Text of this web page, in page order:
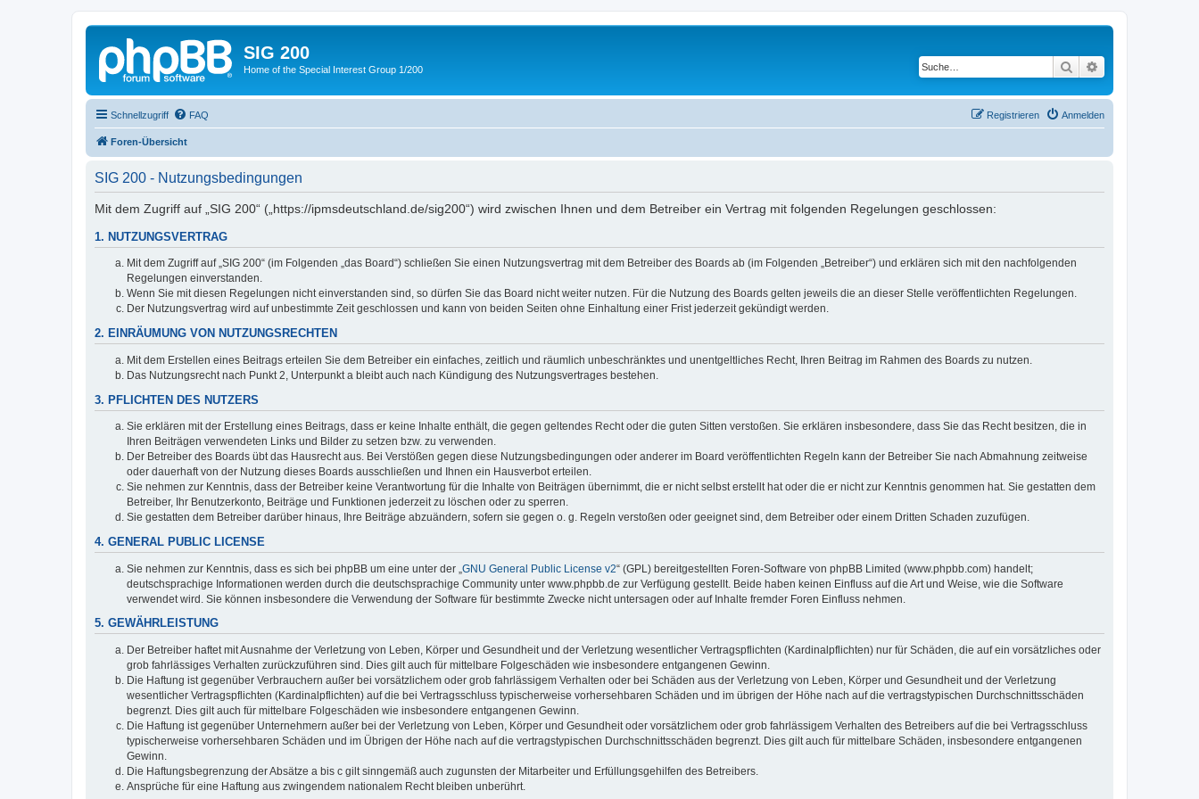
SIG 200
Home of the Special Interest Group 1/200 Suche
Schnellzugriff FAQ Anmelden
Registrieren
Foren-Übersicht
SIG 200 - Nutzungsbedingungen
Mit dem Zugriff auf „SIG 200“ („https://ipmsdeutschland.de/sig200“) wird zwischen Ihnen und dem Betreiber ein Vertrag mit folgenden Regelungen geschlossen:
1. NUTZUNGSVERTRAG
Mit dem Zugriff auf „SIG 200“ (im Folgenden „das Board“) schließen Sie einen Nutzungsvertrag mit dem Betreiber des Boards ab (im Folgenden „Betreiber“) und erklären sich mit den nachfolgenden
Regelungen einverstanden.
Wenn Sie mit diesen Regelungen nicht einverstanden sind, so dürfen Sie das Board nicht weiter nutzen. Für die Nutzung des Boards gelten jeweils die an dieser Stelle veröffentlichten Regelungen.
Der Nutzungsvertrag wird auf unbestimmte Zeit geschlossen und kann von beiden Seiten ohne Einhaltung einer Frist jederzeit gekündigt werden.
2. EINRÄUMUNG VON NUTZUNGSRECHTEN
Mit dem Erstellen eines Beitrags erteilen Sie dem Betreiber ein einfaches, zeitlich und räumlich unbeschränktes und unentgeltliches Recht, Ihren Beitrag im Rahmen des Boards zu nutzen.
Das Nutzungsrecht nach Punkt 2, Unterpunkt a bleibt auch nach Kündigung des Nutzungsvertrages bestehen.
3. PFLICHTEN DES NUTZERS
Sie erklären mit der Erstellung eines Beitrags, dass er keine Inhalte enthält, die gegen geltendes Recht oder die guten Sitten verstoßen. Sie erklären insbesondere, dass Sie das Recht besitzen, die in
Ihren Beiträgen verwendeten Links und Bilder zu setzen bzw. zu verwenden.
Der Betreiber des Boards übt das Hausrecht aus. Bei Verstößen gegen diese Nutzungsbedingungen oder anderer im Board veröffentlichten Regeln kann der Betreiber Sie nach Abmahnung zeitweise
oder dauerhaft von der Nutzung dieses Boards ausschließen und Ihnen ein Hausverbot erteilen.
Sie nehmen zur Kenntnis, dass der Betreiber keine Verantwortung für die Inhalte von Beiträgen übernimmt, die er nicht selbst erstellt hat oder die er nicht zur Kenntnis genommen hat. Sie gestatten dem
Betreiber, Ihr Benutzerkonto, Beiträge und Funktionen jederzeit zu löschen oder zu sperren.
Sie gestatten dem Betreiber darüber hinaus, Ihre Beiträge abzuändern, sofern sie gegen o. g. Regeln verstoßen oder geeignet sind, dem Betreiber oder einem Dritten Schaden zuzufügen.
4. GENERAL PUBLIC LICENSE
Sie nehmen zur Kenntnis, dass es sich bei phpBB um eine unter der „ GNU General Public License v2“ (GPL) bereitgestellten Foren-Software von phpBB Limited (www.phpbb.com) handelt;
deutschsprachige Informationen werden durch die deutschsprachige Community unter www.phpbb.de zur Verfügung gestellt. Beide haben keinen Einfluss auf die Art und Weise, wie die Software
verwendet wird. Sie können insbesondere die Verwendung der Software für bestimmte Zwecke nicht untersagen oder auf Inhalte fremder Foren Einfluss nehmen.
5. GEWÄHRLEISTUNG
Der Betreiber haftet mit Ausnahme der Verletzung von Leben, Körper und Gesundheit und der Verletzung wesentlicher Vertragspflichten (Kardinalpflichten) nur für Schäden, die auf ein vorsätzliches oder
grob fahrlässiges Verhalten zurückzuführen sind. Dies gilt auch für mittelbare Folgeschäden wie insbesondere entgangenen Gewinn.
Die Haftung ist gegenüber Verbrauchern außer bei vorsätzlichem oder grob fahrlässigem Verhalten oder bei Schäden aus der Verletzung von Leben, Körper und Gesundheit und der Verletzung
wesentlicher Vertragspflichten (Kardinalpflichten) auf die bei Vertragsschluss typischerweise vorhersehbaren Schäden und im übrigen der Höhe nach auf die vertragstypischen Durchschnittsschäden
begrenzt. Dies gilt auch für mittelbare Folgeschäden wie insbesondere entgangenen Gewinn.
Die Haftung ist gegenüber Unternehmern außer bei der Verletzung von Leben, Körper und Gesundheit oder vorsätzlichem oder grob fahrlässigem Verhalten des Betreibers auf die bei Vertragsschluss
typischerweise vorhersehbaren Schäden und im Übrigen der Höhe nach auf die vertragstypischen Durchschnittsschäden begrenzt. Dies gilt auch für mittelbare Schäden, insbesondere entgangenen
Gewinn.
Die Haftungsbegrenzung der Absätze a bis c gilt sinngemäß auch zugunsten der Mitarbeiter und Erfüllungsgehilfen des Betreibers.
Ansprüche für eine Haftung aus zwingendem nationalem Recht bleiben unberührt.